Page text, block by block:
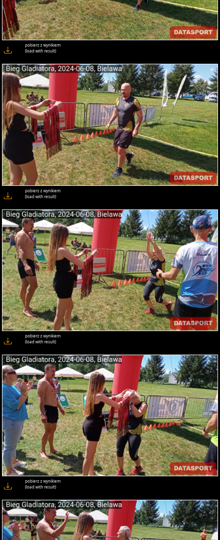
pobierz z wynikiem
(load with result)
pobierz z wynikiem
(load with result)
pobierz z wynikiem
(load with result)
pobierz z wynikiem
(load with result)